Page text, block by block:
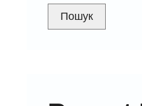
Пошук